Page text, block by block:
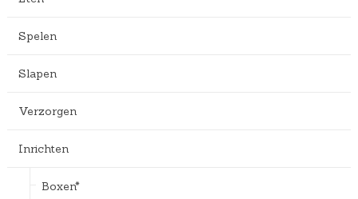
Spelen
Slapen
Verzorgen
Inrichten
Boxen*